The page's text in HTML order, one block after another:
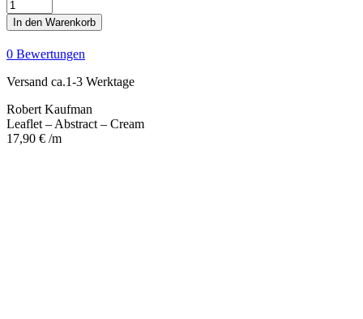
Leaflet
-
Abstract
-
Cream
Menge
In den Warenkorb
0 Bewertungen
Versand ca.1-3 Werktage
Robert Kaufman
Leaflet – Abstract – Cream
17,90 € /m